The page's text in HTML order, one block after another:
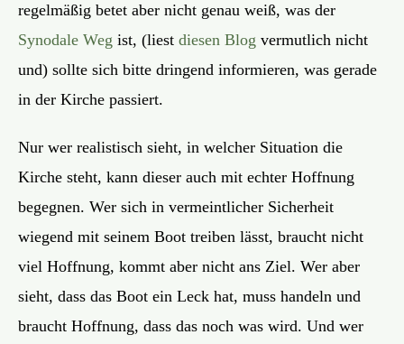
regelmäßig betet aber nicht genau weiß, was der
Synodale Weg ist, (liest diesen Blog vermutlich nicht
und) sollte sich bitte dringend informieren, was gerade
in der Kirche passiert.
Nur wer realistisch sieht, in welcher Situation die
Kirche steht, kann dieser auch mit echter Hoffnung
begegnen. Wer sich in vermeintlicher Sicherheit
wiegend mit seinem Boot treiben lässt, braucht nicht
viel Hoffnung, kommt aber nicht ans Ziel. Wer aber
sieht, dass das Boot ein Leck hat, muss handeln und
braucht Hoffnung, dass das noch was wird. Und wer